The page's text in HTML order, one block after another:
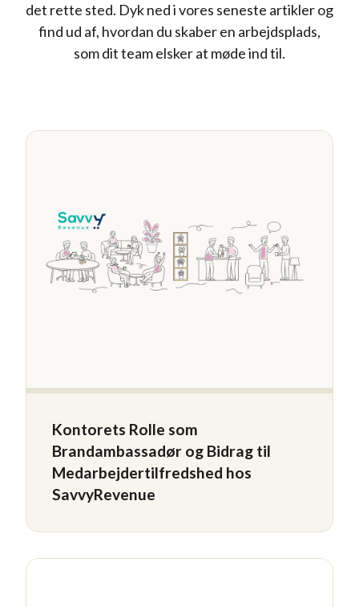
det rette sted. Dyk ned i vores seneste artikler og
find ud af, hvordan du skaber en arbejdsplads,
som dit team elsker at møde ind til.
Kontorets Rolle som
Brandambassadør og Bidrag til
Medarbejdertilfredshed hos
SavvyRevenue